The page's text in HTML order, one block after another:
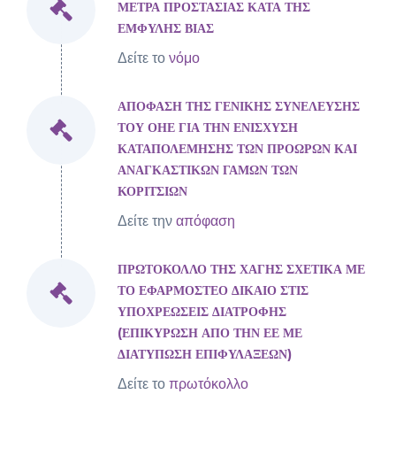
ΜΕΤΡΑ ΠΡΟΣΤΑΣΙΑΣ ΚΑΤΑ ΤΗΣ
ΕΜΦΥΛΗΣ ΒΙΑΣ
Δείτε το νόμο
ΑΠΟΦΑΣΗ ΤΗΣ ΓΕΝΙΚΗΣ ΣΥΝΕΛΕΥΣΗΣ
ΤΟΥ ΟΗΕ ΓΙΑ ΤΗΝ ΕΝΙΣΧΥΣΗ
ΚΑΤΑΠΟΛΕΜΗΣΗΣ ΤΩΝ ΠΡΟΩΡΩΝ ΚΑΙ
ΑΝΑΓΚΑΣΤΙΚΩΝ ΓΑΜΩΝ ΤΩΝ
ΚΟΡΙΤΣΙΩΝ
Δείτε την απόφαση
ΠΡΩΤΟΚΟΛΛΟ ΤΗΣ ΧΑΓΗΣ ΣΧΕΤΙΚΑ ΜΕ
ΤΟ ΕΦΑΡΜΟΣΤΕΟ ΔΙΚΑΙΟ ΣΤΙΣ
ΥΠΟΧΡΕΩΣΕΙΣ ΔΙΑΤΡΟΦΗΣ
(ΕΠΙΚΥΡΩΣΗ ΑΠΟ ΤΗΝ ΕΕ ΜΕ
ΔΙΑΤΥΠΩΣΗ ΕΠΙΦΥΛΑΞΕΩΝ)
Δείτε το πρωτόκολλο